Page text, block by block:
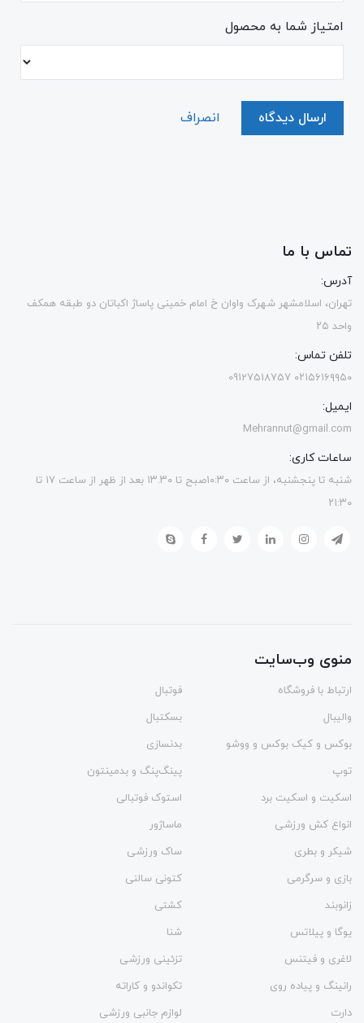
امتیاز شما به محصول
ارسال دیدگاه انصراف
تماس با ما
آدرس:
تهران، اسلامشهر شهرک واوان خ امام خمینی پاساژ اکباتان دو طبقه همکف
واحد ۲۵
تلفن تماس:
۰۲۱۵۶۱۶۹۹۵۰ 09127518757
ایمیل:
Mehrannut@gmail.com
ساعات کاری:
شنبه تا پنجشنبه، از ساعت ۱۰:۳۰صبح تا ۱۳.۳۰ بعد از ظهر از ساعت ۱۷ تا
۲۱:۳۰
منوی وب‌سایت
ارتباط با فروشگاه
فوتبال
والیبال
بسکتبال
بوکس و کیک بوکس و ووشو
بدنسازی
توپ
پینگ‌پنگ و بدمينتون
اسکیت و اسکیت برد
استوک فوتبالی
انواع کش ورزشی
ماساژور
شیکر و بطری
ساک ورزشی
بازی و سرگرمی
کتونی سالنی
زانوبند
کشتی
یوگا و پیلاتس
شنا
لاغری و فیتنس
تزئینی ورزشی
رانینگ و پیاده روی
تکواندو و کاراته
دارت
لوازم جانبی ورزشی